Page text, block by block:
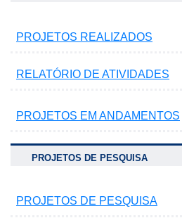
PROJETOS REALIZADOS
RELATÓRIO DE ATIVIDADES
PROJETOS EM ANDAMENTOS
PROJETOS DE PESQUISA
PROJETOS DE PESQUISA